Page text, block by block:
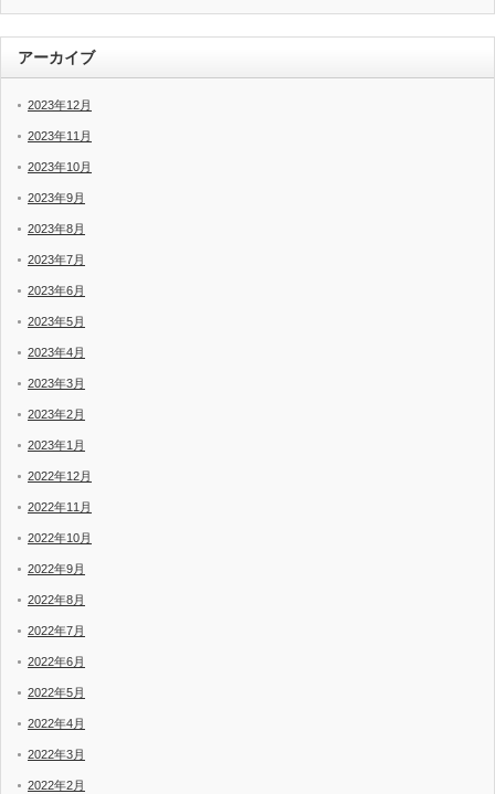
アーカイブ
2023年12月
2023年11月
2023年10月
2023年9月
2023年8月
2023年7月
2023年6月
2023年5月
2023年4月
2023年3月
2023年2月
2023年1月
2022年12月
2022年11月
2022年10月
2022年9月
2022年8月
2022年7月
2022年6月
2022年5月
2022年4月
2022年3月
2022年2月